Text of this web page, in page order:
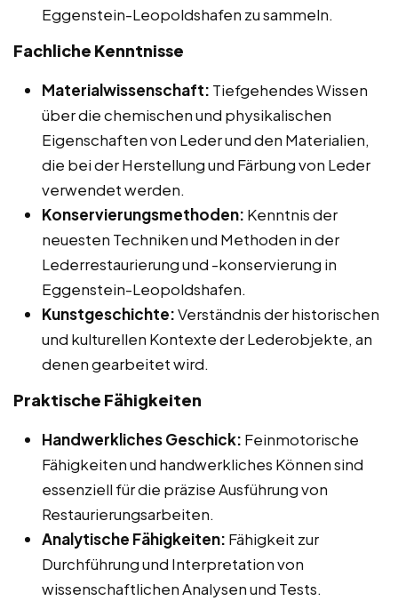
Eggenstein-Leopoldshafen zu sammeln.
Fachliche Kenntnisse
Materialwissenschaft: Tiefgehendes Wissen
über die chemischen und physikalischen
Eigenschaften von Leder und den Materialien,
die bei der Herstellung und Färbung von Leder
verwendet werden.
Konservierungsmethoden: Kenntnis der
neuesten Techniken und Methoden in der
Lederrestaurierung und -konservierung in
Eggenstein-Leopoldshafen.
Kunstgeschichte:Verständnis der historischen
und kulturellen Kontexte der Lederobjekte, an
denen gearbeitet wird.
Praktische Fähigkeiten
Handwerkliches Geschick: Feinmotorische
Fähigkeiten und handwerkliches Können sind
essenziell für die präzise Ausführung von
Restaurierungsarbeiten.
Analytische Fähigkeiten: Fähigkeit zur
Durchführung und Interpretation von
wissenschaftlichen Analysen und Tests.